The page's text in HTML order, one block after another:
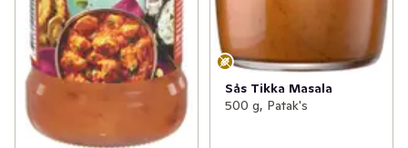
Sås Tikka Masala
500 g, Patak's